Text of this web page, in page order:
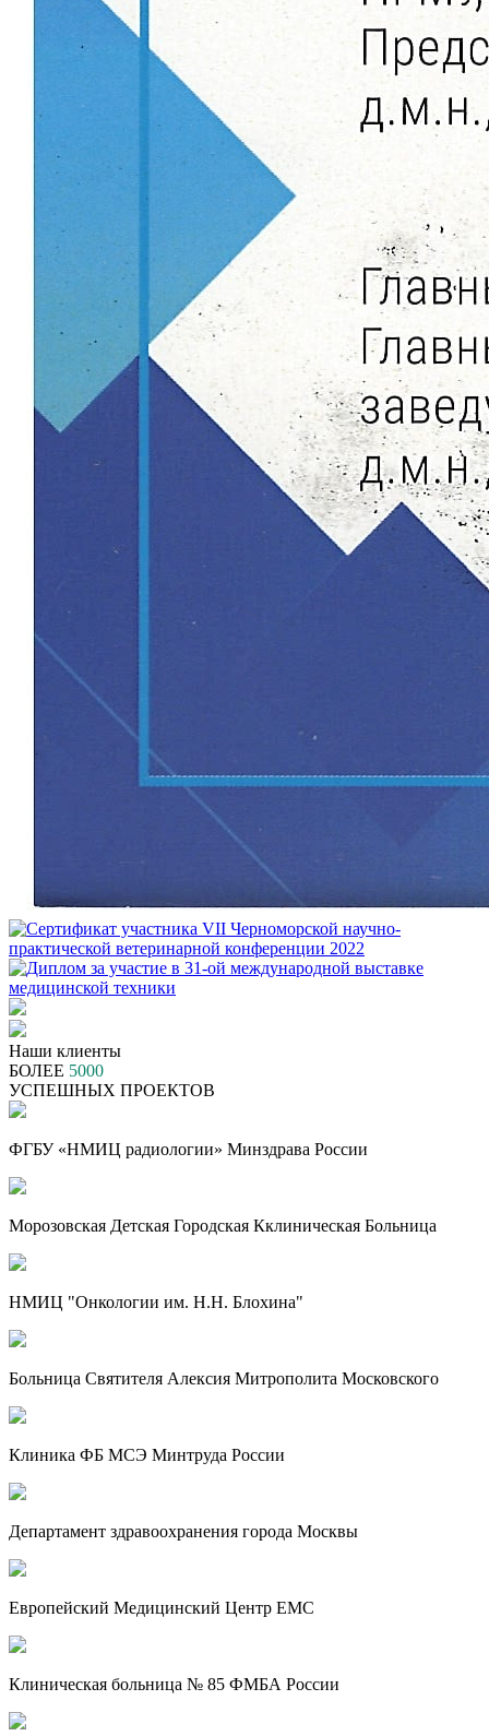
Наши клиенты
БОЛЕЕ 5000
УСПЕШНЫХ ПРОЕКТОВ
ФГБУ «НМИЦ радиологии» Минздрава России
Морозовская Детская Городская Кклиническая Больница
НМИЦ "Онкологии им. Н.Н. Блохина"
Больница Святителя Алексия Митрополита Московского
Клиника ФБ МСЭ Минтруда России
Департамент здравоохранения города Москвы
Европейский Медицинский Центр EMC
Клиническая больница № 85 ФМБА России